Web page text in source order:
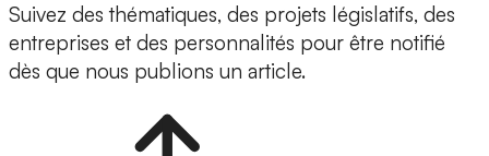
Suivez des thématiques, des projets législatifs, des
entreprises et des personnalités pour être notifié
dès que nous publions un article.